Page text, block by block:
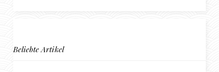
Beliebte Artikel